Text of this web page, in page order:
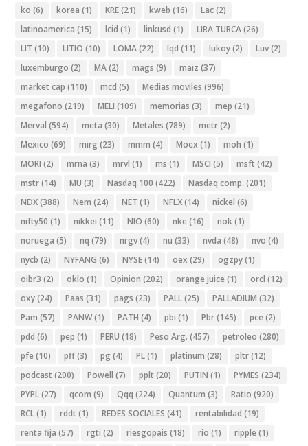
ko (6) korea (1) KRE(21) kweb (16) Lac(2)
latinoamerica (15) lcid (1) linkusd (1) LIRA TURCA(26)
LIT (10) LITIO (10) LOMA(22) lqd (11) lukoy(2) Luv(2)
luxemburgo (2) MA(2) mags (9) maiz (37)
market cap (110) mcd (5) Medias moviles (996)
megafono (219) MELI (109) memorias (3) mep (21)
Merval (594) meta (30) Metales (789) metr(2)
Mexico (69) mirg (23) mmm (4) Moex (1) moh (1)
MORI (2) mrna (3) mrvl (1) ms (1) MSCI (5) msft (42)
mstr(14) MU (3) Nasdaq 100 (422) Nasdaq comp. (201)
NDX(388) Nem (24) NET (1) NFLX(14) nickel (6)
nifty50 (1) nikkei (11) NIO (60) nke (16) nok(1)
noruega (5) nq (79) nrgv(4) nu (33) nvda (48) nvo (4)
nycb (2) NYFANG (6) NYSE(14) oex (29) ogzpy(1)
oibr3 (2) oklo (1) Opinion (202) orange juice (1) orcl (12)
oxy(24) Paas (31) pags (23) PALL(25) PALLADIUM (32)
Pam (57) PANW(1) PATH (4) pbi (1) Pbr(145) pce (2)
pdd (6) pep (1) PERU (18) Peso Arg. (457) petroleo (280)
pfe (10) pff(3) pg (4) PL(1) platinum (28) pltr(12)
podcast (200) Powell (7) pplt (20) PUTIN (1) PYMES (234)
PYPL(27) qcom (9) Qqq (224) Quantum (3) Ratio (920)
RCL(1) rddt (1) REDES SOCIALES (41) rentabilidad (19)
renta fija (57) rgti (2) riesgopais (18) rio (1) ripple (1)